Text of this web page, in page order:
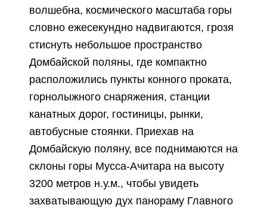
волшебна, космического масштаба горы
словно ежесекундно надвигаются, грозя
стиснуть небольшое пространство
Домбайской поляны, где компактно
расположились пункты конного проката,
горнолыжного снаряжения, станции
канатных дорог, гостиницы, рынки,
автобусные стоянки. Приехав на
Домбайскую поляну, все поднимаются на
склоны горы Мусса-Ачитара на высоту
3200 метров н.у.м., чтобы увидеть
захватывающую дух панораму Главного